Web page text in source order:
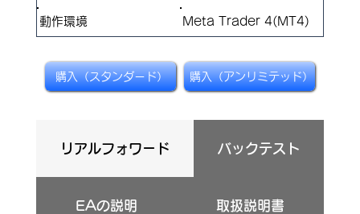
​動作環境 Meta Trader 4(MT4)
購入（スタンダード） 購入（アンリミテッド）
リアルフォワード バックテスト
EAの説明 取扱説明書